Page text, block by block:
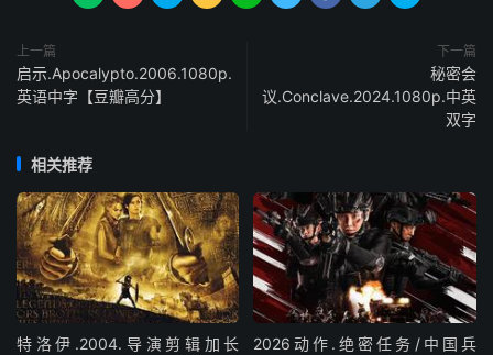
上一篇
启示.Apocalypto.2006.1080p.
英语中字【豆瓣高分】
下一篇
秘密会
议.Conclave.2024.1080p.中英
双字
相关推荐
特洛伊.2004.导演剪辑加长
2026动作.绝密任务/中国兵